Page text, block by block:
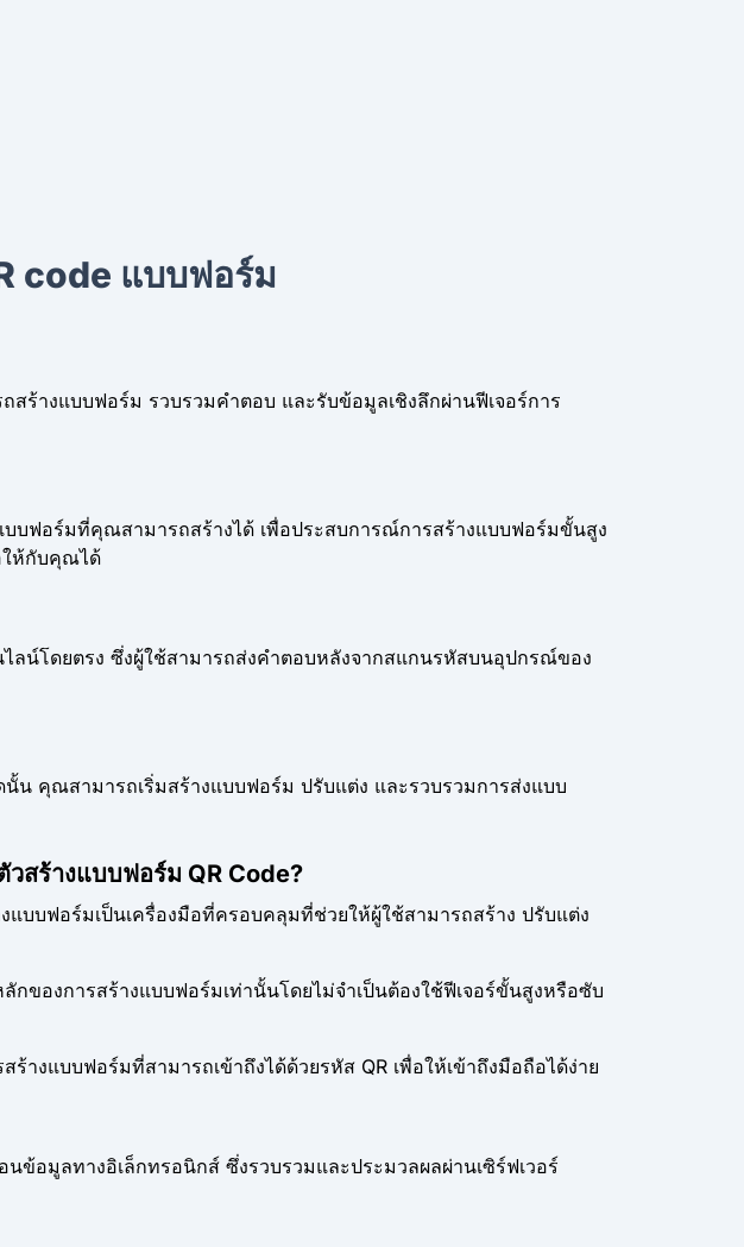
code แบบฟอร์ม
ร้างแบบฟอร์ม รวบรวมคำตอบ และรับข้อมูลเชิงลึกผ่านฟีเจอร์การ
บบฟอร์มที่คุณสามารถสร้างได้ เพื่อประสบการณ์การสร้างแบบฟอร์มขั้นสูง
ให้กับคุณได้
น์โดยตรง ซึ่งผู้ใช้สามารถส่งคำตอบหลังจากสแกนรหัสบนอุปกรณ์ของ
คุณสามารถเริ่มสร้างแบบฟอร์ม ปรับแต่ง และรวบรวมการส่งแบบ
สร้างแบบฟอร์ม QR Code?
บบฟอร์มเป็นเครื่องมือที่ครอบคลุมที่ช่วยให้ผู้ใช้สามารถสร้าง ปรับแต่ง
องการสร้างแบบฟอร์มเท่านั้นโดยไม่จำเป็นต้องใช้ฟีเจอร์ขั้นสูงหรือซับ
างแบบฟอร์มที่สามารถเข้าถึงได้ด้วยรหัส QR เพื่อให้เข้าถึงมือถือได้ง่าย
มูลทางอิเล็กทรอนิกส์ ซึ่งรวบรวมและประมวลผลผ่านเซิร์ฟเวอร์